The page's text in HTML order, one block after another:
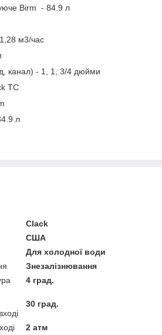
Birm - 84.9 л
м3/час
канал) - 1, 1, 3/4 дюйми
TC
л
Clack
США
Для холодної води
Знезалізнювання
4 град.
30 град.
2 атм